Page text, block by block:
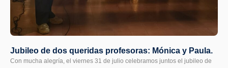
Jubileo de dos queridas profesoras: Mónica y Paula.
Con mucha alegría, el viernes 31 de julio celebramos juntos el jubileo de